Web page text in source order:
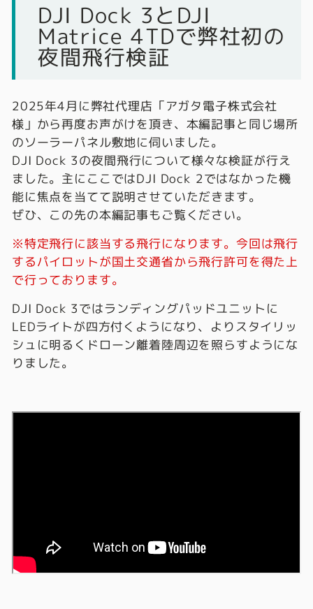
DJI Dock 3とDJI
Matrice 4TDで弊社初の
夜間飛行検証
2025年4月に弊社代理店「アガタ電子株式会社
様」から再度お声がけを頂き、本編記事と同じ場所
のソーラーパネル敷地に伺いました。
DJI Dock 3の夜間飛行について様々な検証が行え
ました。主にここではDJI Dock 2ではなかった機
能に焦点を当てて説明させていただきます。
ぜひ、この先の本編記事もご覧ください。
※特定飛行に該当する飛行になります。今回は飛行
するパイロットが国土交通省から飛行許可を得た上
で行っております。
DJI Dock 3ではランディングパッドユニットに
LEDライトが四方付くようになり、よりスタイリッ
シュに明るくドローン離着陸周辺を照らすようにな
りました。